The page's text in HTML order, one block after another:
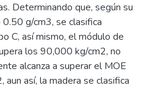
Determinando que, según su
g/cm3, se clasifica
C, así mismo, el módulo de
los 90,000 kg/cm2, no
alcanza a superar el MOE
así, la madera se clasifica